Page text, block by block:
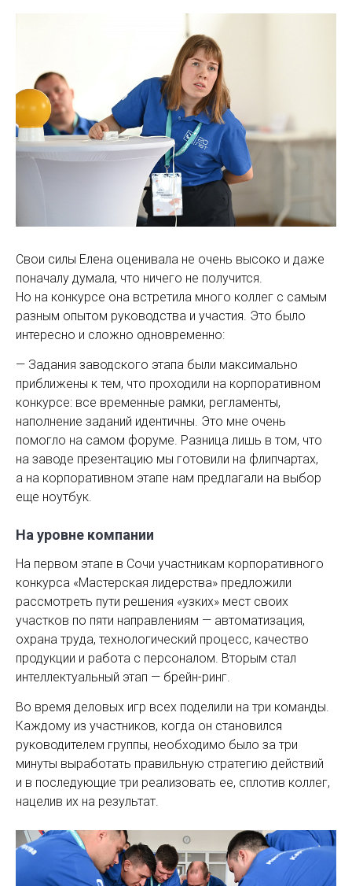
Свои силы Елена оценивала не очень высоко и даже
поначалу думала, что ничего не получится.
Но на конкурсе она встретила много коллег с самым
разным опытом руководства и участия. Это было
интересно и сложно одновременно:
— Задания заводского этапа были максимально
приближены к тем, что проходили на корпоративном
конкурсе: все временные рамки, регламенты,
наполнение заданий идентичны. Это мне очень
помогло на самом форуме. Разница лишь в том, что
на заводе презентацию мы готовили на флипчартах,
а на корпоративном этапе нам предла­гали на выбор
еще ноутбук.
На уровне компании
На первом этапе в Сочи участникам корпоративного
конкурса «Мастерская лидерства» предложили
рассмотреть пути решения «узких» мест своих
участков по пяти направлениям — ​автоматизация,
охрана труда, технологический процесс, качество
продукции и работа с персоналом. Вторым стал
интеллектуальный этап — ​брейн-ринг.
Во время деловых игр всех поделили на три команды.
Каждому из участников, когда он становился
руководителем группы, необходимо было за три
минуты выработать правильную стратегию действий
и в последующие три реализовать ее, сплотив коллег,
нацелив их на результат.